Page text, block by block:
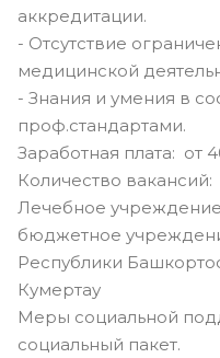
аккредитации.
- Отсутствие
медицинской
- Знания и умения в
проф.стандартами.
Заработная плата: от
Количество вакансий:
Лечебное
бюджетное
Республики
Кумертау
Меры социальной
социальный пакет.